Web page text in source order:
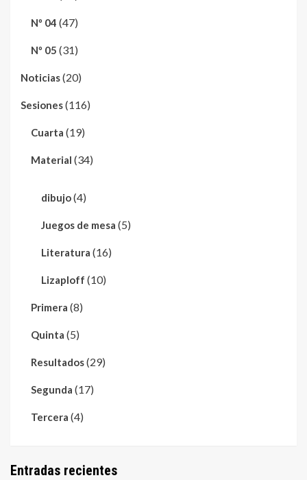
Nº 04 (47)
Nº 05 (31)
Noticias(20)
Sesiones(116)
Cuarta (19)
Material (34)
dibujo(4)
Juegos de mesa (5)
Literatura (16)
Lizaploff (10)
Primera (8)
Quinta (5)
Resultados(29)
Segunda (17)
Tercera (4)
Entradas recientes